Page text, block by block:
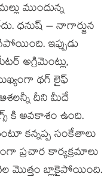
ముందున్న
ధనుష్ – నాగార్జున
ఇప్పుడు
అగ్రిమెంట్లు,
థగ్ లైఫ్
దీని మీదే
కి అవకాశం ఉంది.
కన్నప్ప సంకేతాలు
ప్రచార కార్యక్రమాలు
మొత్తం బ్లాకైపోయింది.